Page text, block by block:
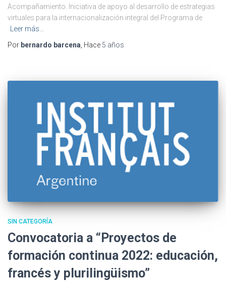
Acompañamiento. Iniciativa de apoyo al desarrollo de estrategias
virtuales para la internacionalización integral del Programa de
Leer más…
Por bernardo barcena , Hace 5 años
SIN CATEGORÍA
Convocatoria a “Proyectos de
formación continua 2022: educación,
francés y plurilingüismo”